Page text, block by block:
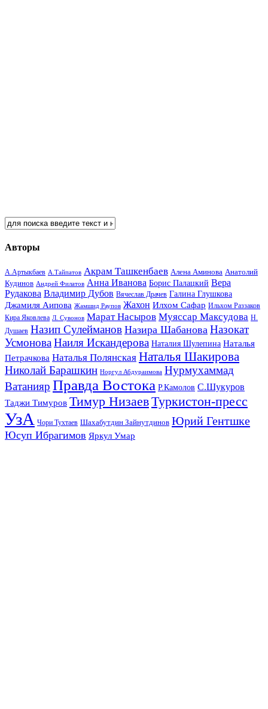
Авторы
А.Артыкбаев А.Тайпатов Акрам Ташкенбаев Алена Аминова Анатолий
Кудинов Андрей Филатов Анна Иванова Борис Палацкий Вера
Рудакова Владимир Дубов Вячеслав Драчев Галина Глушкова
Джамиля Аипова Жамшид Раупов Жахон Илхом Сафар Ильхом Раззаков
Кира Яковлева Л. Сувонов Марат Насыров Муяссар Максудова Н.
Душаев Назип Сулейманов Назира Шабанова Назокат
УсмоноваНаиля Искандерова Наталия Шулепина Наталья
Петрачкова Наталья Полянская Наталья Шакирова
Николай Барашкин Норгул Абдураимова Нурмухаммад
Ватанияр Правда Востока Р.Камолов С.Шукуров
Таджи Тимуров Тимур НизаевТуркистон-пресс
УзА Чори Тухтаев Шахабутдин Зайнутдинов Юрий Гентшке
Юсуп Ибрагимов Яркул Умар